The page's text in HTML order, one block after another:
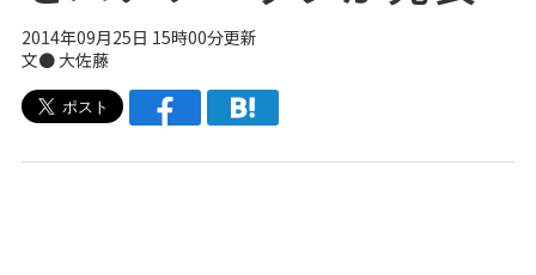
2014年09月25日 15時00分更新
文●大佐藤